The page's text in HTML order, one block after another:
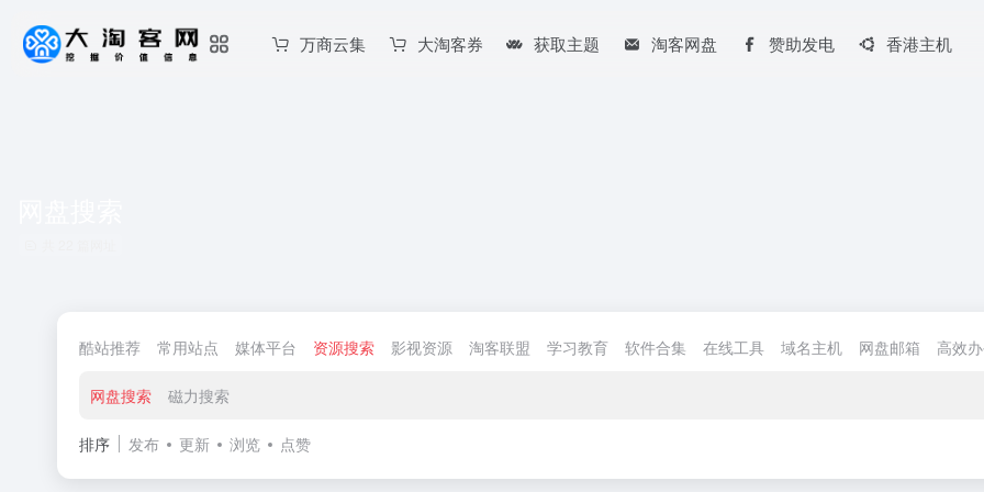
万商云集 大淘客券 获取主题 淘客网盘 赞助发电 香港主机
酷站推荐 常用站点 媒体平台 资源搜索 影视资源 淘客联盟 学习教育 软件合集 在线工具 域名主机 网盘邮箱 高效
网盘搜索 磁力搜索
排序 发布 更新 浏览 点赞